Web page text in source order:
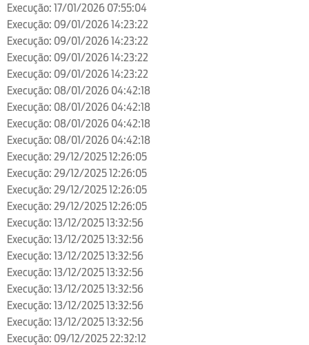
Execução: 17/01/2026 07:55:04
Execução: 09/01/2026 14:23:22
Execução: 09/01/2026 14:23:22
Execução: 09/01/2026 14:23:22
Execução: 09/01/2026 14:23:22
Execução: 08/01/2026 04:42:18
Execução: 08/01/2026 04:42:18
Execução: 08/01/2026 04:42:18
Execução: 08/01/2026 04:42:18
Execução: 29/12/2025 12:26:05
Execução: 29/12/2025 12:26:05
Execução: 29/12/2025 12:26:05
Execução: 29/12/2025 12:26:05
Execução: 13/12/2025 13:32:56
Execução: 13/12/2025 13:32:56
Execução: 13/12/2025 13:32:56
Execução: 13/12/2025 13:32:56
Execução: 13/12/2025 13:32:56
Execução: 13/12/2025 13:32:56
Execução: 13/12/2025 13:32:56
Execução: 09/12/2025 22:32:12